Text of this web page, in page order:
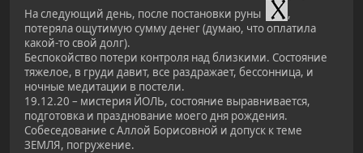
На следующий день, после постановки руны
,
потеряла ощутимую сумму денег (думаю, что оплатила
какой-то свой долг).
Беспокойство потери контроля над близкими. Состояние
тяжелое, в груди давит, все раздражает, бессонница, и
ночные медитации в постели.
19.12.20 – мистерия ЙОЛЬ, состояние выравнивается,
подготовка и празднование моего дня рождения.
Собеседование с Аллой Борисовной и допуск к теме
ЗЕМЛЯ, погружение.